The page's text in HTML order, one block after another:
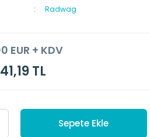
Radwag
EUR + KDV
TL
Sepete Ekle